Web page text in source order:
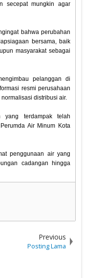
secepat mungkin agar
bahwa perubahan
bersama, baik
masyarakat sebagai
pelanggan di
resmi perusahaan
distribusi air.
yang terdampak telah
Air Minum Kota
penggunaan air yang
cadangan hingga
Previous
Posting Lama